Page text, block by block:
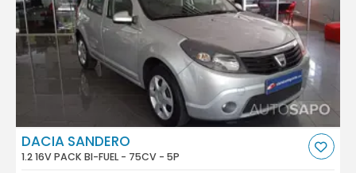
DACIA SANDERO
1.2 16V PACK BI-FUEL - 75CV - 5P